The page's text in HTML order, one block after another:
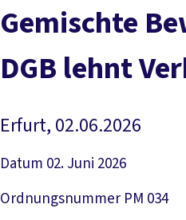
Gemischte
DGB lehnt
Erfurt, 02.06.2026
Datum 02. Juni 2026
Ordnungsnummer PM 034